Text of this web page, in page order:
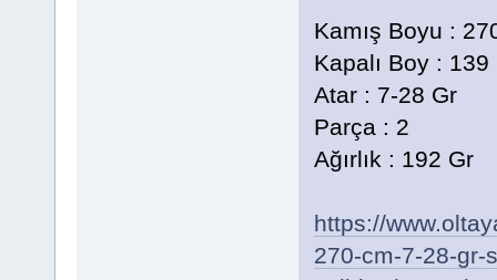
Kamış Boyu :
Kapalı Boy : 139
Atar : 7-28 Gr
Parça : 2
Ağırlık : 192 Gr
https://
270-cm-7-28-gr-